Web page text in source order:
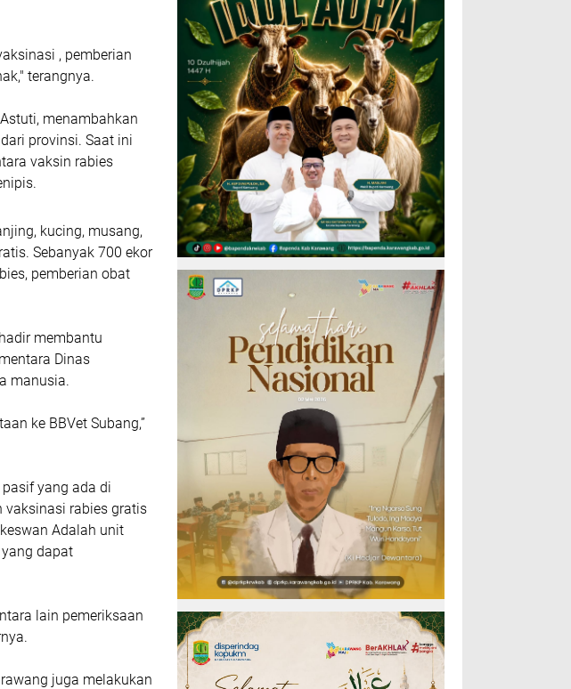
, pemberian
terangnya.
menambahkan
provinsi. Saat ini
vaksin rabies
kucing, musang,
Sebanyak 700 ekor
pemberian obat
membantu
Dinas
manusia.
ke BBVet Subang,”
yang ada di
vaksinasi rabies gratis
Adalah unit
dapat
lain pemeriksaan
juga melakukan